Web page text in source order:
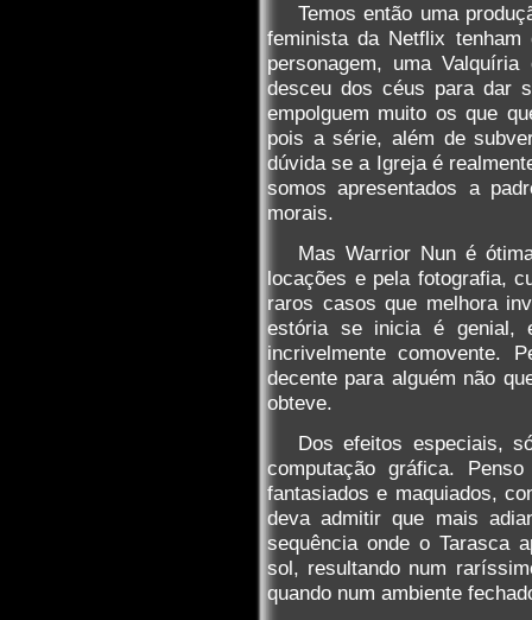
Temos então uma
feminista da Netflix
personagem, uma
desceu dos céus para dar
empolguem muito os que
pois a série, além de
dúvida se a Igreja é
somos apresentados a
morais.
Mas Warrior Nun é
locações e pela fotografia,
raros casos que melhora
estória se inicia é genial,
incrivelmente comovente.
decente para alguém não
obteve.
Dos efeitos especiais,
computação gráfica.
fantasiados e maquiados,
deva admitir que mais
sequência onde o Tarasca
sol, resultando num
quando num ambiente